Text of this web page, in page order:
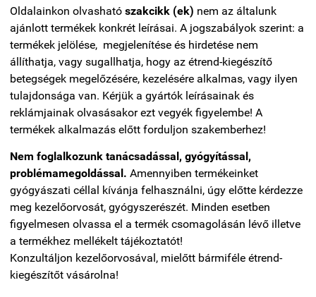
Oldalainkon olvasható szakcikk (ek) nem az általunk
ajánlott termékek konkrét leírásai. A jogszabályok szerint: a
termékek jelölése, megjelenítése és hirdetése nem
állíthatja, vagy sugallhatja, hogy az étrend-kiegészítő
betegségek megelőzésére, kezelésére alkalmas, vagy ilyen
tulajdonsága van. Kérjük a gyártók leírásainak és
reklámjainak olvasásakor ezt vegyék figyelembe! A
termékek alkalmazás előtt forduljon szakemberhez!
Nem foglalkozunk tanácsadással, gyógyítással,
problémamegoldással. Amennyiben termékeinket
gyógyászati céllal kívánja felhasználni, úgy előtte kérdezze
meg kezelőorvosát, gyógyszerészét. Minden esetben
figyelmesen olvassa el a termék csomagolásán lévő illetve
a termékhez mellékelt tájékoztatót!
Konzultáljon kezelőorvosával, mielőtt bármiféle étrend-
kiegészítőt vásárolna!